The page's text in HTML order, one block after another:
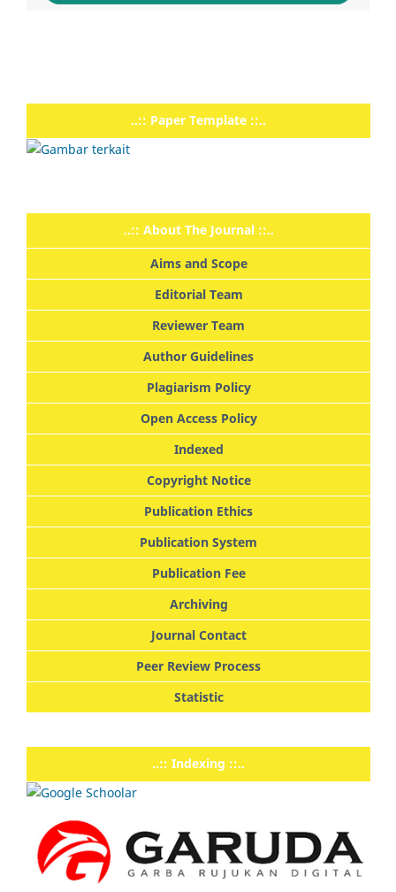
..:: Paper Template ::..
..:: About The Journal ::..
Aims and Scope
Editorial Team
Reviewer Team
Author Guidelines
Plagiarism Policy
Open Access Policy
Indexed
Copyright Notice
Publication Ethics
Publication System
Publication Fee
Archiving
Journal Contact
Peer Review Process
Statistic
..:: Indexing ::..